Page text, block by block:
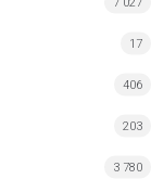
17
406
203
3 780